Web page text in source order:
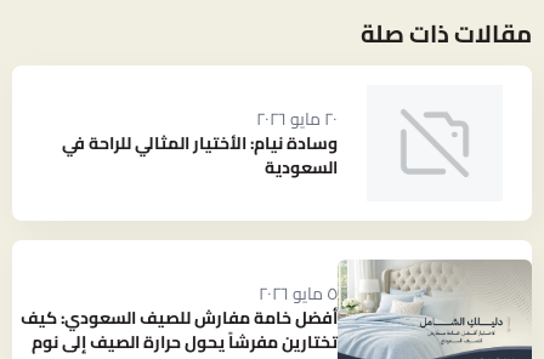
مقالات ذات صلة
٢٠ مايو ٢٠٢٦
وسادة نيام: الأختيار المثالي للراحة في
السعودية
٥ مايو ٢٠٢٦
أفضل خامة مفارش للصيف السعودي: كيف
تختارين مفرشاً يحول حرارة الصيف إلى نوم